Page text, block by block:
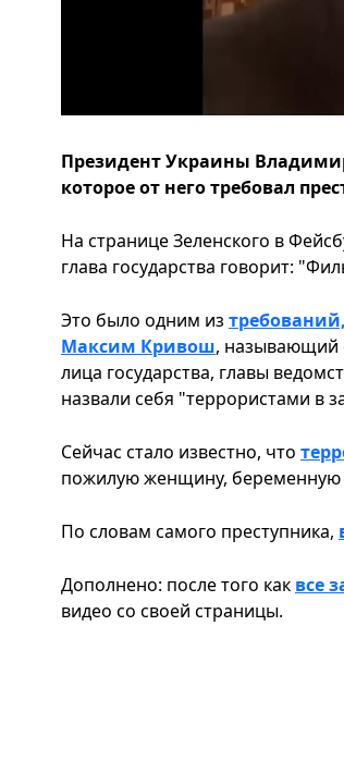
Президент Украины
которое от него требовал
На странице Зеленского в
глава государства говорит:
Это было одним из
Максим Кривош, называющий
лица государства, главы
назвали себя "террористами в
Сейчас стало известно, что
пожилую женщину, беременную
По словам самого преступника,
Дополнено: после того как все
видео со своей страницы.